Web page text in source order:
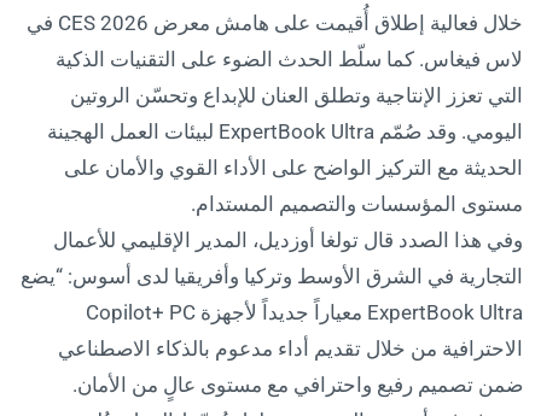
خلال فعالية إطلاق أُقيمت على هامش معرض CES 2026 في
لاس فيغاس. كما سلّط الحدث الضوء على التقنيات الذكية
التي تعزز الإنتاجية وتطلق العنان للإبداع وتحسّن الروتين
اليومي. وقد صُمّم ExpertBook Ultra لبيئات العمل الهجينة
الحديثة مع التركيز الواضح على الأداء القوي والأمان على
مستوى المؤسسات والتصميم المستدام.
وفي هذا الصدد قال تولغا أوزديل، المدير الإقليمي للأعمال
التجارية في الشرق الأوسط وتركيا وأفريقيا لدى أسوس: “يضع
ExpertBook Ultra معياراً جديداً لأجهزة Copilot+ PC
الاحترافية من خلال تقديم أداء مدعوم بالذكاء الاصطناعي
ضمن تصميم رفيع واحترافي مع مستوى عالٍ من الأمان.